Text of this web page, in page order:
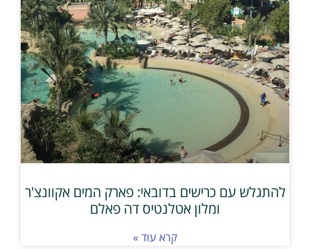
להתגלש עם כרישים בדובאי: פארק המים אקוונצ'ר
ומלון אטלנטיס דה פאלם
קרא עוד »